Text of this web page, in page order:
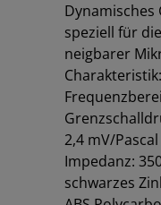
speziell für
neigbarer
2,4 mV/Pascal
Impedanz:
schwarzes